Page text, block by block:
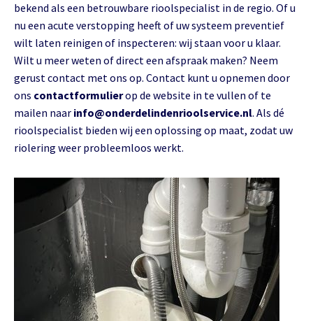
bekend als een betrouwbare rioolspecialist in de regio. Of u
nu een acute verstopping heeft of uw systeem preventief
wilt laten reinigen of inspecteren: wij staan voor u klaar.
Wilt u meer weten of direct een afspraak maken? Neem
gerust contact met ons op. Contact kunt u opnemen door
ons contactformulierop de website in te vullen of te
mailen naar info@onderdelindenrioolservice.nl. Als dé
rioolspecialist bieden wij een oplossing op maat, zodat uw
riolering weer probleemloos werkt.